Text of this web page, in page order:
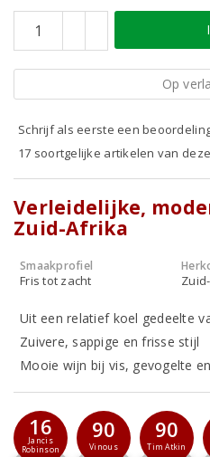
Op
Schrijf als eerste een
17 soortgelijke artikelen van
Verleidelijke,
Zuid-Afrika
Smaakprofiel
Fris tot zacht
Uit een relatief koel gedeelte
Zuivere, sappige en frisse stijl
Mooie wijn bij vis, gevogelte
16
Jancis
Robinson
90
Vinous
90
Tim Atkin